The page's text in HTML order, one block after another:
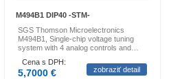
M494B1 DIP40 -STM-
SGS Thomson Microelectronics
M494B1, Single-chip voltage tuning
system with 4 analog controls and…
Cena s DPH:
5,7000 € zobraziť detail